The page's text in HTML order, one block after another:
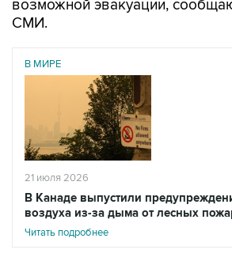
возможной эвакуации,
СМИ.
В МИРЕ
21 июля 2026
В Канаде выпустили
воздуха из-за дыма от лесных
Читать подробнее